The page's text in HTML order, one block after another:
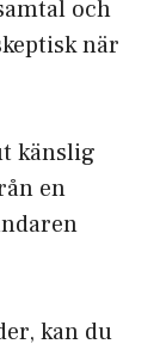
och
när
känslig
en
kan du